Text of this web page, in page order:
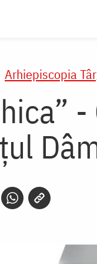
Arhiepiscopia